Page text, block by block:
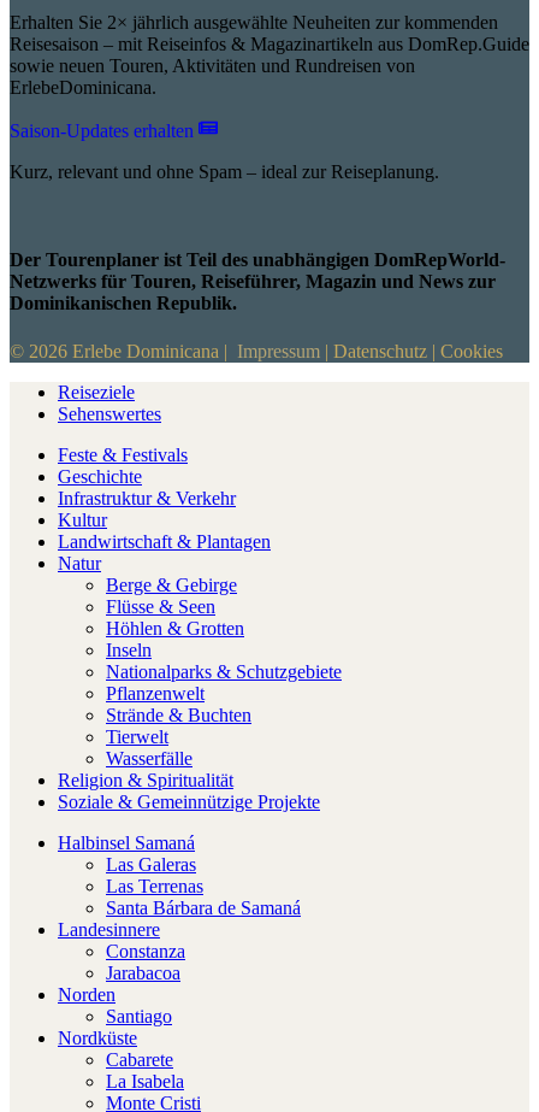
Erhalten Sie 2× jährlich ausgewählte Neuheiten zur kommenden
Reisesaison – mit Reiseinfos & Magazinartikeln aus DomRep.Guide
sowie neuen Touren, Aktivitäten und Rundreisen von
ErlebeDominicana.
Saison-Updates erhalten
Kurz, relevant und ohne Spam – ideal zur Reiseplanung.
Der Tourenplaner ist Teil des unabhängigen DomRepWorld-
Netzwerks für Touren, Reiseführer, Magazin und News zur
Dominikanischen Republik.
© 2026 Erlebe Dominicana | Impressum | Datenschutz | Cookies
Reiseziele
Sehenswertes
Feste & Festivals
Geschichte
Infrastruktur & Verkehr
Kultur
Landwirtschaft & Plantagen
Natur
Berge & Gebirge
Flüsse & Seen
Höhlen & Grotten
Inseln
Nationalparks & Schutzgebiete
Pflanzenwelt
Strände & Buchten
Tierwelt
Wasserfälle
Religion & Spiritualität
Soziale & Gemeinnützige Projekte
Halbinsel Samaná
Las Galeras
Las Terrenas
Santa Bárbara de Samaná
Landesinnere
Constanza
Jarabacoa
Norden
Santiago
Nordküste
Cabarete
La Isabela
Monte Cristi